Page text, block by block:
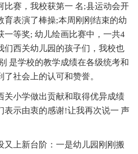
比赛，我校获第一 名;县运动会开
育表演了棒操;本周刚刚结束的幼
一等奖; 幼儿绘画比赛中，一共4
们西关幼儿园的孩子们，我校也
是学校的教学成绩在各级统考和
社会上的认可和赞誉。
关小学做出贡献和取得优异成绩
表示由衷的感谢!让我再次说一 声
又上新台阶：一是幼儿园刚刚搬